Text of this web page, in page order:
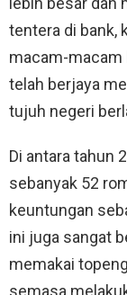
tentera di bank,
macam-macam
telah berjaya
tujuh negeri
Di antara tahun
sebanyak 52
keuntungan
ini juga sangat
memakai
semasa